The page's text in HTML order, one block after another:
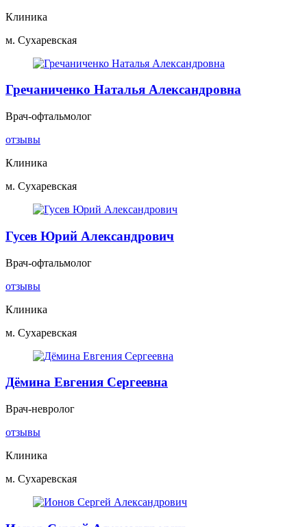
Клиника
м. Сухаревская
Гречаниченко Наталья Александровна
Врач-офтальмолог
отзывы
Клиника
м. Сухаревская
Гусев Юрий Александрович
Врач-офтальмолог
отзывы
Клиника
м. Сухаревская
Дёмина Евгения Сергеевна
Врач-невролог
отзывы
Клиника
м. Сухаревская